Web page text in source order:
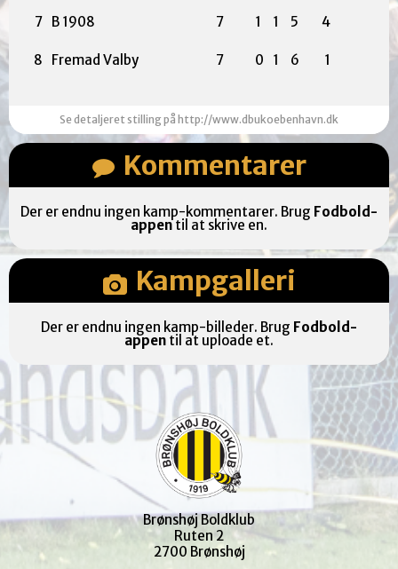
7 B 1908 7 1 1 5 4
8 Fremad Valby 7 0 1 6 1
Se detaljeret stilling på http://www.dbukoebenhavn.dk
Kommentarer
Der er endnu ingen kamp-kommentarer. Brug Fodbold-
appentil at skrive en.
Kampgalleri
Der er endnu ingen kamp-billeder. Brug Fodbold-
appen til at uploade et.
Brønshøj Boldklub
Ruten 2
2700 Brønshøj